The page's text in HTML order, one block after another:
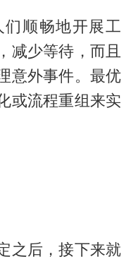
顺畅地开展工
减少等待，而且
意外事件。最优
或流程重组来实
之后，接下来就